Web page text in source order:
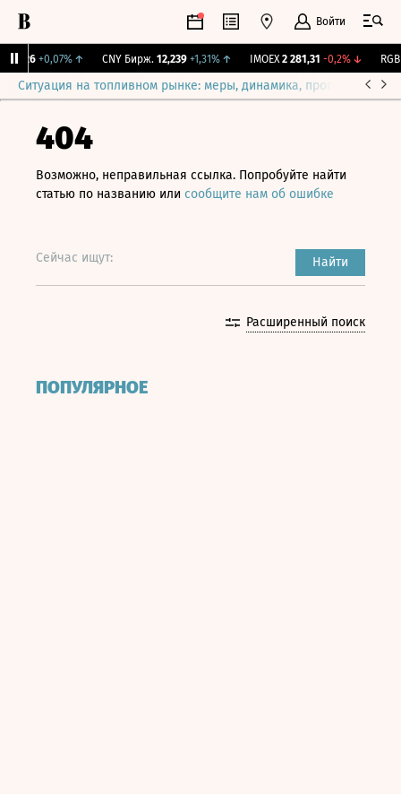
Войти
+0,07%↑ CNY Бирж. 12,239 +1,31% ↑ IMOEX 2 281,31 -0,2%↓
Ситуация на топливном рынке: меры, динамика, прогнозы
404
Возможно, неправильная ссылка. Попробуйте найти
статью по названию или сообщите нам об ошибке
Сейчас ищут: Найти
Расширенный поиск
ПОПУЛЯРНОЕ